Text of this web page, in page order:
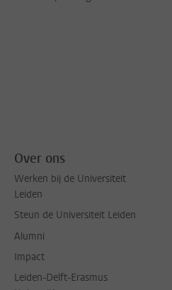
Over ons
Werken bij de Universiteit
Leiden
Steun de Universiteit Leiden
Alumni
Impact
Leiden-Delft-Erasmus